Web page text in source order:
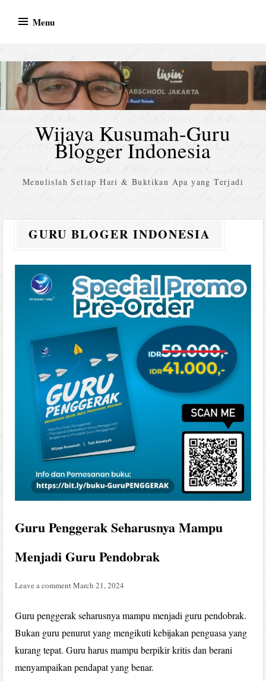
Menu
Wijaya Kusumah-Guru
Blogger Indonesia
Menulislah Setiap Hari & Buktikan Apa yang Terjadi
GURU BLOGER INDONESIA
Guru Penggerak Seharusnya Mampu
Menjadi Guru Pendobrak
Leave a comment March 21, 2024
Guru penggerak seharusnya mampu menjadi guru pendobrak.
Bukan guru penurut yang mengikuti kebijakan penguasa yang
kurang tepat. Guru harus mampu berpikir kritis dan berani
menyampaikan pendapat yang benar.